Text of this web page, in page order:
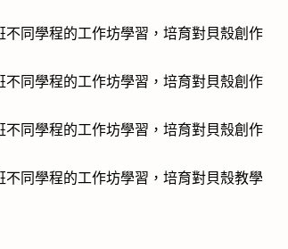
同學程的工作坊學習，培育對貝殼創作
同學程的工作坊學習，培育對貝殼創作
同學程的工作坊學習，培育對貝殼創作
同學程的工作坊學習，培育對貝殼教學